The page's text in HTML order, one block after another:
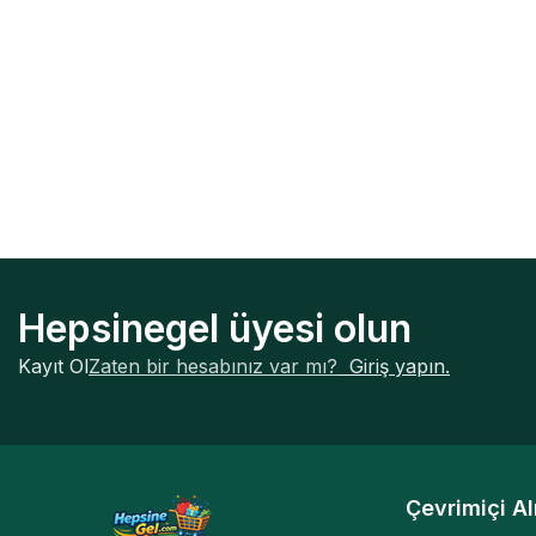
Hepsinegel üyesi olun
Kayıt OlZaten bir hesabınız var mı? Giriş yapın.
Çevrimiçi